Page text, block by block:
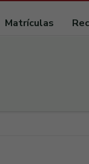
Matrículas